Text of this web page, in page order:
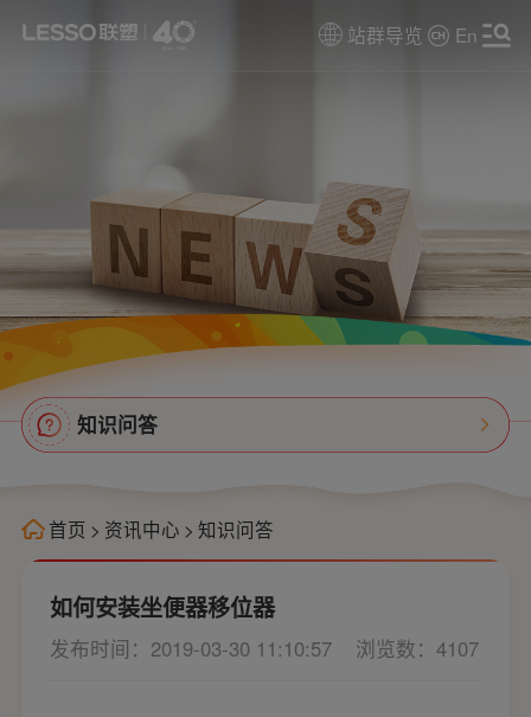
站群导览 En
知识问答
首页 > 资讯中心 > 知识问答
如何安装坐便器移位器
发布时间：2019-03-30 11:10:57 浏览数：4107